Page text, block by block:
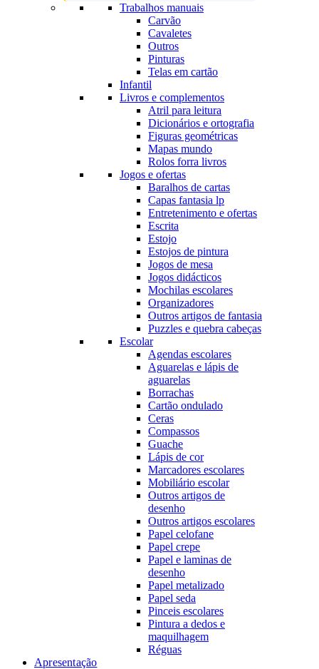
Trabalhos manuais
Carvão
Cavaletes
Outros
Pinturas
Telas em cartão
Infantil
Livros e complementos
Atril para leitura
Dicionários e ortografia
Figuras geométricas
Mapas mundo
Rolos forra livros
Jogos e ofertas
Baralhos de cartas
Capas fantasia lp
Entretenimento e ofertas
Escrita
Estojo
Estojos de pintura
Jogos de mesa
Jogos didácticos
Mochilas escolares
Organizadores
Outros artigos de fantasia
Puzzles e quebra cabeças
Escolar
Agendas escolares
Aguarelas e lápis de
aguarelas
Borrachas
Cartão ondulado
Ceras
Compassos
Guache
Lápis de cor
Marcadores escolares
Mobiliário escolar
Outros artigos de
desenho
Outros artigos escolares
Papel celofane
Papel crepe
Papel e laminas de
desenho
Papel metalizado
Papel seda
Pinceis escolares
Pintura a dedos e
maquilhagem
Réguas
Apresentação